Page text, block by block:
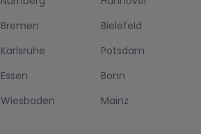
Bremen
Bielefeld
Karlsruhe
Potsdam
Essen
Bonn
Wiesbaden Mainz